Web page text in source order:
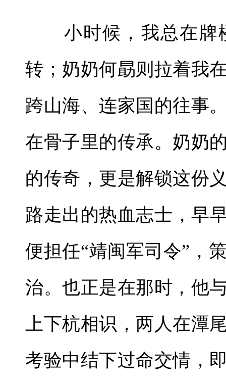
小时候，我总在牌
转；奶奶何勗则拉着我
跨山海、连家国的往事
在骨子里的传承。奶奶
的传奇，更是解锁这份
路走出的热血志士，早
便担任“靖闽军司令”，
治。也正是在那时，他
上下杭相识，两人在潭
考验中结下过命交情，